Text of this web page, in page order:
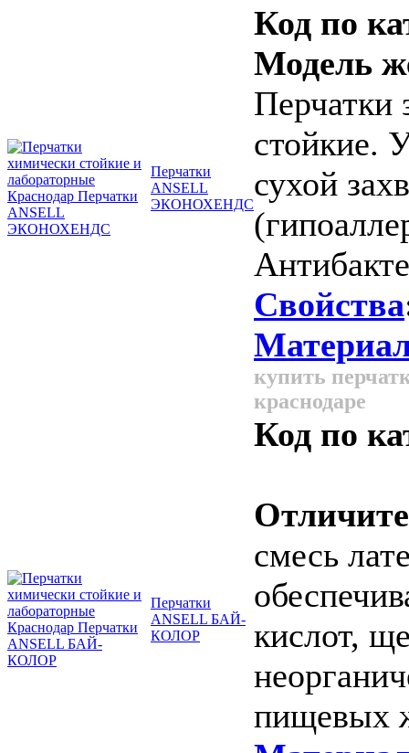
Перчатки
ANSELL
ЭКОНОХЕНДС
Код по
Модель
Перчатки
стойкие.
сухой
Свойства
купить
краснодаре
Перчатки
ANSELL БАЙ-
КОЛОР
Код по
смесь
кислот,
пищевых